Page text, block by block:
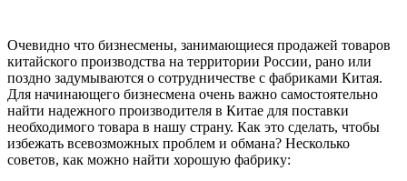
Очевидно что бизнесмены, занимающиеся продажей товаров
китайского производства на территории России, рано или
поздно задумываются о сотрудничестве с фабриками Китая.
Для начинающего бизнесмена очень важно самостоятельно
найти надежного производителя в Китае для поставки
необходимого товара в нашу страну. Как это сделать, чтобы
избежать всевозможных проблем и обмана? Несколько
советов, как можно найти хорошую фабрику: